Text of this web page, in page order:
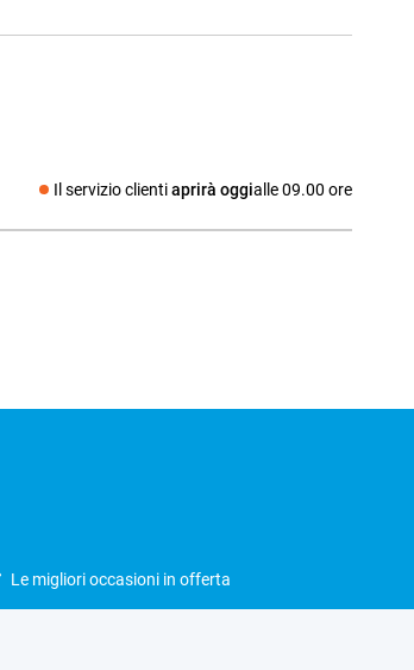
Il servizio clientiaprirà oggialle 09.00 ore
Social media
Le migliori occasioni in offerta